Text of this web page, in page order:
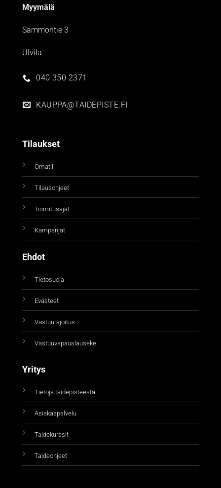
Myymälä
Sammontie 3
Ulvila
040 350 2371
KAUPPA@TAIDEPISTE.FI
Tilaukset
Omatili
Tilausohjeet
Toimitusajat
Kampanjat
Ehdot
Tietosuoja
Evästeet
Vastuurajoitus
Vastuuvapauslauseke
Yritys
Tietoja taidepisteestä
Asiakaspalvelu
Taidekurssit
Taideohjeet